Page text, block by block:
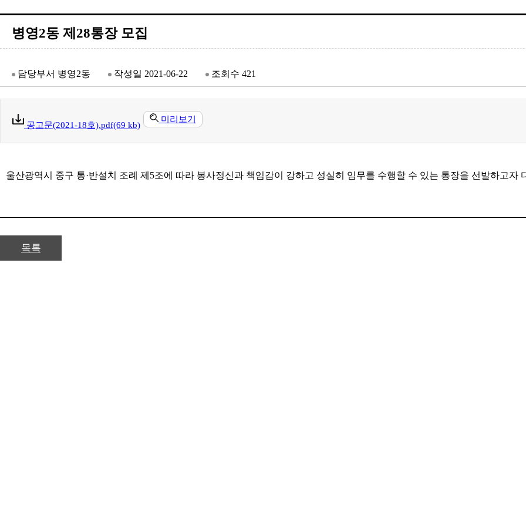
병영2동 제28통장 모집
담당부서 병영2동 작성일 2021-06-22 조회수 421
공고문(2021-18호).pdf(69 kb)
미리보기
울산광역시 중구 통·반설치 조례 제5조에 따라 봉사정신과 책임감이 강하고 성실히 임무를 수행할 수 있는 통장을 선발하고자
목록